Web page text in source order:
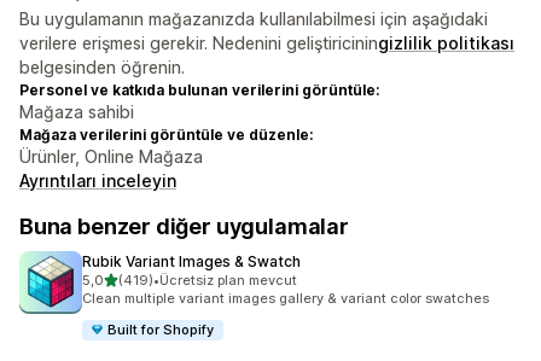
Bu uygulamanın mağazanızda kullanılabilmesi için aşağıdaki
verilere erişmesi gerekir. Nedenini geliştiriciningizlilik politikası
belgesinden öğrenin.
Personel ve katkıda bulunan verilerini görüntüle:
Mağaza sahibi
Mağaza verilerini görüntüle ve düzenle:
Ürünler, Online Mağaza
Ayrıntıları inceleyin
Buna benzer diğer uygulamalar
Rubik Variant Images & Swatch
5,05 yıldız üzerinden
(419)
toplam 419 değerlendirme
•Ücretsiz plan mevcut
Clean multiple variant images gallery & variant color swatches
Built for Shopify